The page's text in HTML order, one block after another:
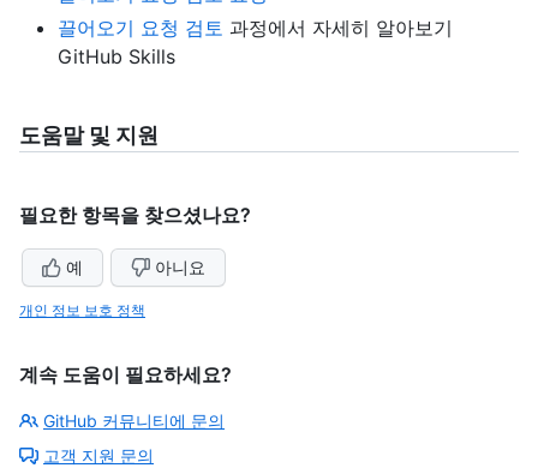
끌어오기 요청 검토 과정에서 자세히 알아보기
GitHub Skills
도움말 및 지원
필요한 항목을 찾으셨나요?
예 아니요
개인 정보 보호 정책
계속 도움이 필요하세요?
GitHub 커뮤니티에 문의
고객 지원 문의